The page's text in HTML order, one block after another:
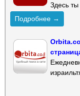
Здесь
Подробнее →